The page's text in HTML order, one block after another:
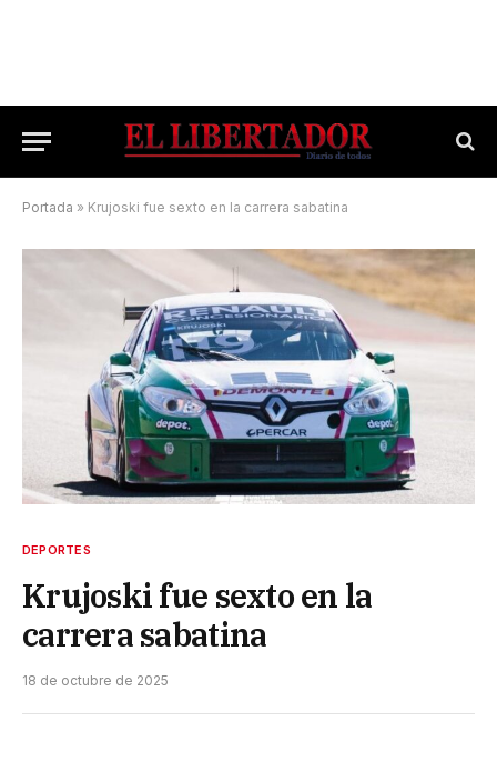
Portada » Krujoski fue sexto en la carrera sabatina
DEPORTES
Krujoski fue sexto en la
carrera sabatina
18 de octubre de 2025